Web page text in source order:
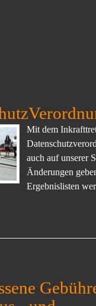
Mit dem
auch auf unserer
Änderungen
Ergebnislisten